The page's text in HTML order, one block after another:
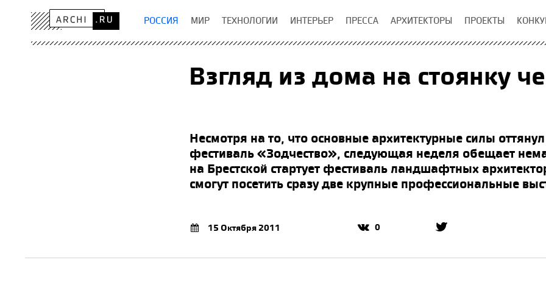
РОССИЯ МИР ТЕХНОЛОГИИ ИНТЕРЬЕР ПРЕССА АРХИТЕКТОРЫ ПРОЕКТЫ
Взгляд из дома на стоянку
Несмотря на то, что основные архитектурные силы
фестиваль «Зодчество», следующая неделя обещает
на Брестской стартует фестиваль ландшафтных
смогут посетить сразу две крупные профессиональные
15 Октября 2011 0